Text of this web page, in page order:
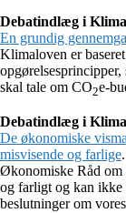
Debatindlæg i
En grundig
Klimaloven er
skal tale om CO2e-
Debatindlæg i
De økonomiske
misvisende og farlige
Økonomiske Råd om
og farligt og kan ikke
beslutninger om